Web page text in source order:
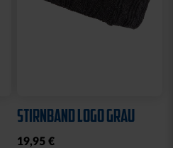
STIRNBAND LOGO GRAU
19,95 €